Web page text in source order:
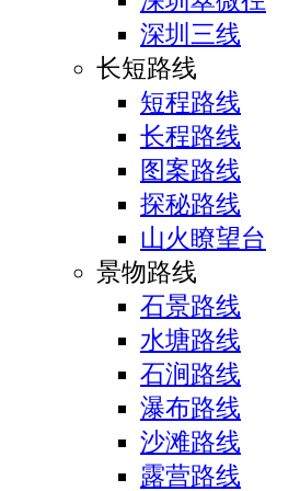
深圳三线
长短路线
短程路线
长程路线
图案路线
探秘路线
山火瞭望台
景物路线
石景路线
水塘路线
石涧路线
瀑布路线
沙滩路线
露营路线